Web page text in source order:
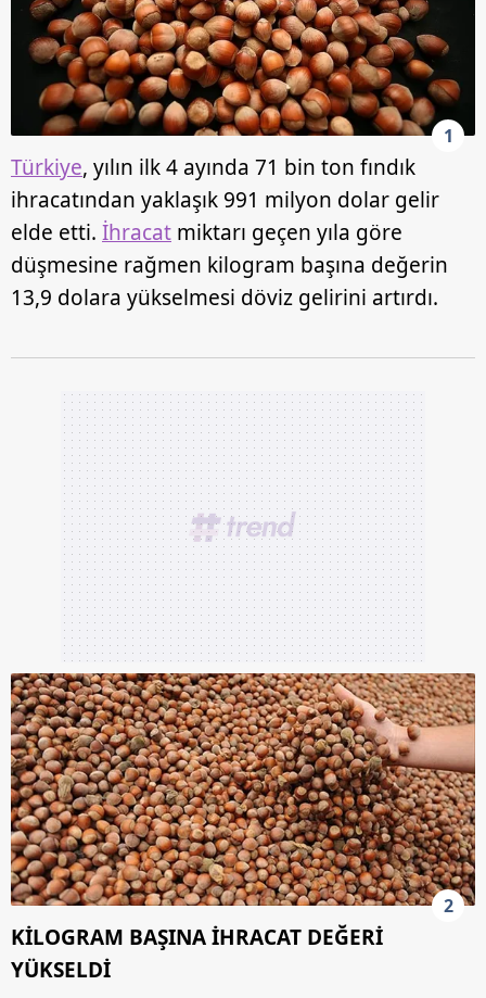
1
Türkiye, yılın ilk 4 ayında 71 bin ton fındık
ihracatından yaklaşık 991 milyon dolar gelir
elde etti. İhracat miktarı geçen yıla göre
düşmesine rağmen kilogram başına değerin
13,9 dolara yükselmesi döviz gelirini artırdı.
2
KİLOGRAM BAŞINA İHRACAT DEĞERİ
YÜKSELDİ